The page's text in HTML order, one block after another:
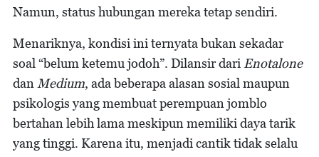
Namun, status hubungan mereka tetap sendiri.
Menariknya, kondisi ini ternyata bukan sekadar
soal “belum ketemu jodoh”. Dilansir dari Enotalone
dan Medium, ada beberapa alasan sosial maupun
psikologis yang membuat perempuan jomblo
bertahan lebih lama meskipun memiliki daya tarik
yang tinggi. Karena itu, menjadi cantik tidak selalu